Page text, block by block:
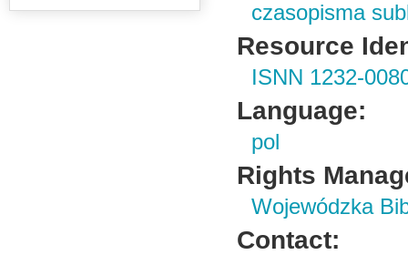
czasopisma
Resource
ISNN 1232-
Language:
pol
Rights
Wojewódzka
Contact: